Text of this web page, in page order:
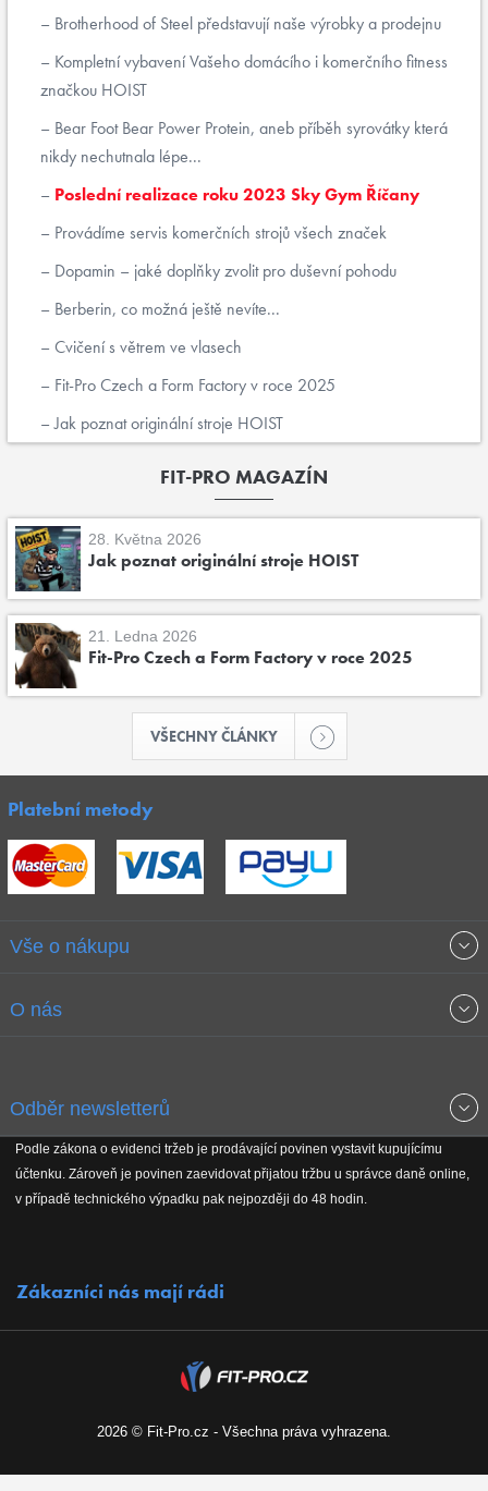
Brotherhood of Steel představují naše výrobky a prodejnu
Kompletní vybavení Vašeho domácího i komerčního fitness
značkou HOIST
Bear Foot Bear Power Protein, aneb příběh syrovátky která
nikdy nechutnala lépe...
Poslední realizace roku 2023 Sky Gym Říčany
Provádíme servis komerčních strojů všech značek
Dopamin – jaké doplňky zvolit pro duševní pohodu
Berberin, co možná ještě nevíte...
Cvičení s větrem ve vlasech
Fit-Pro Czech a Form Factory v roce 2025
Jak poznat originální stroje HOIST
FIT-PRO MAGAZÍN
28. Května 2026
Jak poznat originální stroje HOIST
21. Ledna 2026
Fit-Pro Czech a Form Factory v roce 2025
VŠECHNY ČLÁNKY
Platební metody
Vše o nákupu
Obchodní podmínky
Reklamační řád
O nás
Koho podporujeme
Odběr newsletterů
Získejte přehled o novinkách, slevách, akčním zboží a upozornění
na nové články v magazínu!
Podle zákona o evidenci tržeb je prodávající povinen vystavit kupujícímu
účtenku. Zároveň je povinen zaevidovat přijatou tržbu u správce daně online,
v případě technického výpadku pak nejpozději do 48 hodin.
Zákazníci nás mají rádi
2026 © Fit-Pro.cz - Všechna práva vyhrazena.